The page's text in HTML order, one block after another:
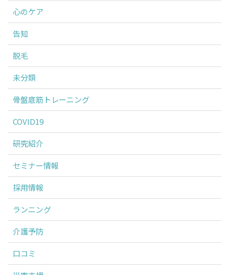
心のケア
告知
脱毛
未分類
骨盤底筋トレーニング
COVID19
研究紹介
セミナー情報
採用情報
ランニング
介護予防
口コミ